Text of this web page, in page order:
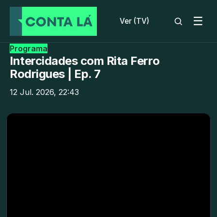
Ver (TV) ☰
Programa
Intercidades com Rita Ferro
Rodrigues | Ep. 7
12 Jul. 2026, 22:43